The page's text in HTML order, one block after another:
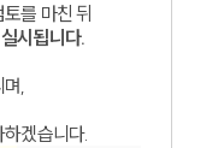
를 마친 뒤
시됩니다.
,
겠습니다.